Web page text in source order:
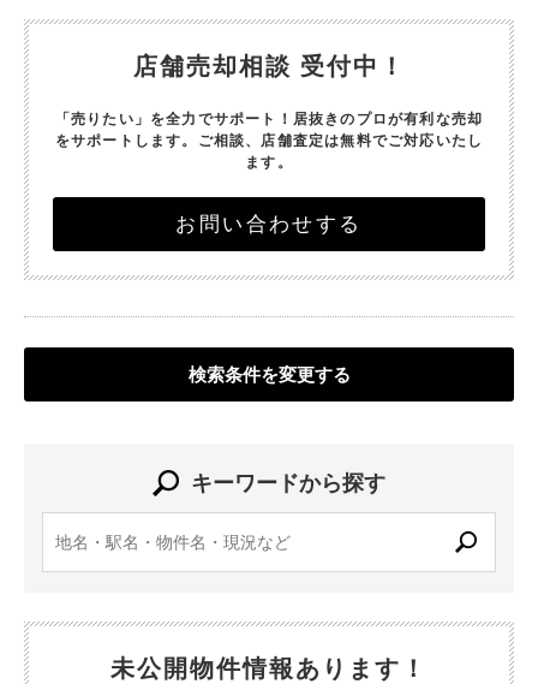
店舗売却相談 受付中！
「売りたい」を全力でサポート！ 居抜きのプロが有利な売却
をサポートします。 ご相談、店舗査定は無料でご対応いたし
ます。
お問い合わせする
検索条件を変更する
キーワードから探す
未公開物件情報あります！